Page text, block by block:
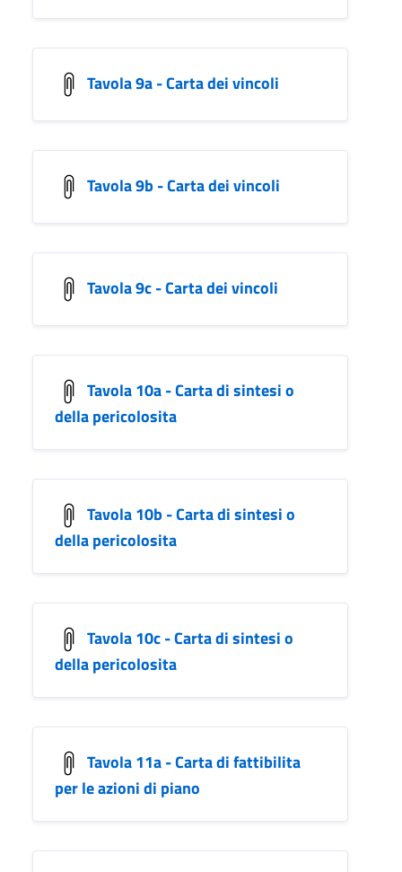
Tavola 9a - Carta dei vincoli
Tavola 9b - Carta dei vincoli
Tavola 9c - Carta dei vincoli
Tavola 10a - Carta di sintesi o
della pericolosita
Tavola 10b - Carta di sintesi o
della pericolosita
Tavola 10c - Carta di sintesi o
della pericolosita
Tavola 11a - Carta di fattibilita
per le azioni di piano